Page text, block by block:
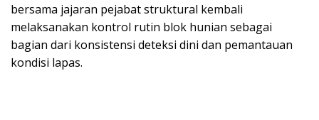
bersama jajaran pejabat struktural kembali
melaksanakan kontrol rutin blok hunian sebagai
bagian dari konsistensi deteksi dini dan pemantauan
kondisi lapas.